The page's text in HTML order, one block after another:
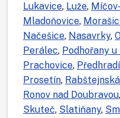
Lukavice, Luže,
Mladoňovice,
Načešice, Nasavrky,
Perálec, Podhořany u
Prachovice, Předhradí
Prosetín,
Ronov nad Doubravou,
Skuteč, Slatiňany,